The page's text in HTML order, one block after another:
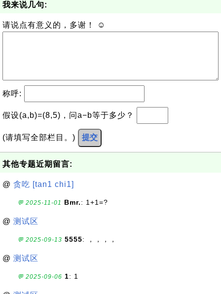
我来说几句:
请说点有意义的，多谢！ ☺
称呼:
假设(a,b)=(8,5)，问a−b等于多少？
(请填写全部栏目。) 提交
其他专题近期留言:
@ 贪吃 [tan1 chi1]
💬 2025-11-01 Bmr.: 1+1=?
@ 测试区
💬 2025-09-13 5555: ，，，，
@ 测试区
💬 2025-09-06 1: 1